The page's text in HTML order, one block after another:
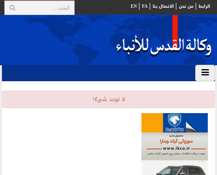
الرابط من نحن الاتصال بنا FA
EN
لا توجد شیءٌ!